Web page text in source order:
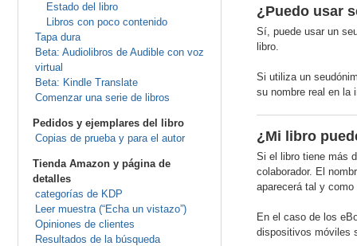
Estado del libro
Libros con poco contenido
Tapa dura
Beta: Audiolibros de Audible con voz
virtual
Beta: Kindle Translate
Comenzar una serie de libros
Pedidos y ejemplares del libro
Copias de prueba y para el autor
Tienda Amazon y página de
detalles
categorías de KDP
Leer muestra (“Echa un vistazo”)
Opiniones de clientes
Resultados de la búsqueda
¿Puedo usar
Sí, puede usar un
libro.
Si utiliza un
su nombre real en la
¿Mi libro
Si el libro tiene más
colaborador. El
aparecerá tal y
En el caso de los
dispositivos móviles